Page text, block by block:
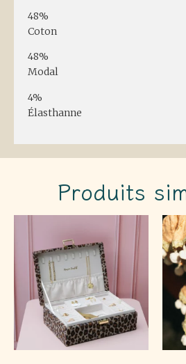
48%
Coton
48%
Modal
4%
Élasthanne
Produits